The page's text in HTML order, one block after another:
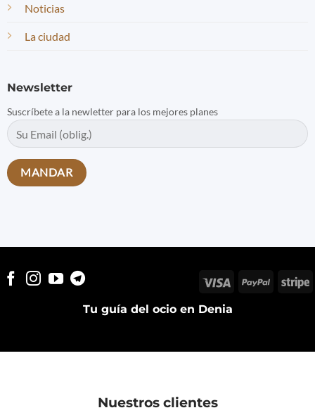
Noticias
La ciudad
Newsletter
Suscríbete a la newletter para los mejores planes
Tu guía del ocio en Denia
Visa PayPal
Nuestros clientes